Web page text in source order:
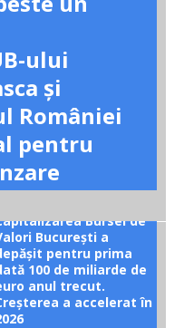
ului
și
României
pentru
Bursei de
București a
pentru prima
100 de miliarde de
anul trecut.
a accelerat în